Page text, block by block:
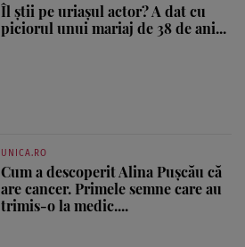
Îl știi pe uriașul actor? A dat cu
piciorul unui mariaj de 38 de ani...
UNICA.RO
Cum a descoperit Alina Pușcău că
are cancer. Primele semne care au
trimis-o la medic....